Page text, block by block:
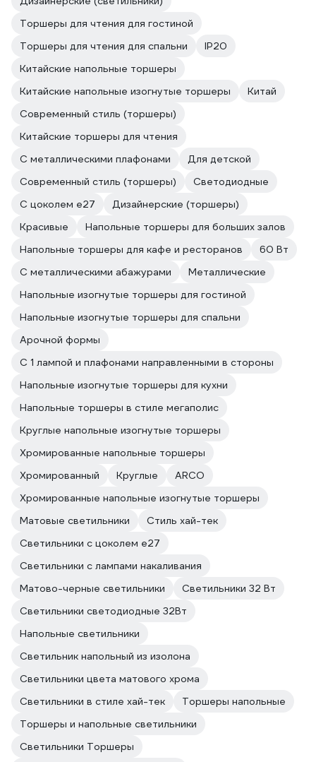
Торшеры для чтения для гостиной
Торшеры для чтения для спальни
IP20
Китайские напольные торшеры
Китайские напольные изогнутые торшеры
Китай
Современный стиль (торшеры)
Китайские торшеры для чтения
С металлическими плафонами
Для детской
Современный стиль (торшеры)
Светодиодные
С цоколем e27
Дизайнерские (торшеры)
Красивые
Напольные торшеры для больших залов
Напольные торшеры для кафе и ресторанов
60 Вт
С металлическими абажурами
Металлические
Напольные изогнутые торшеры для гостиной
Напольные изогнутые торшеры для спальни
Арочной формы
С 1 лампой и плафонами направленными в стороны
Напольные изогнутые торшеры для кухни
Напольные торшеры в стиле мегаполис
Круглые напольные изогнутые торшеры
Хромированные напольные торшеры
Хромированный
Круглые
ARCO
Хромированные напольные изогнутые торшеры
Матовые светильники
Стиль хай-тек
Светильники с цоколем e27
Светильники с лампами накаливания
Матово-черные светильники
Светильники 32 Вт
Светильники светодиодные 32Вт
Напольные светильники
Светильник напольный из изолона
Светильники цвета матового хрома
Светильники в стиле хай-тек
Торшеры напольные
Торшеры и напольные светильники
Светильники Торшеры